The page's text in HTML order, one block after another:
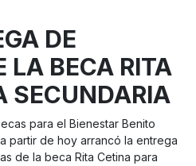
DE
LA BECA RITA
SECUNDARIA
para el Bienestar Benito
partir de hoy arrancó la entrega
de la beca Rita Cetina para